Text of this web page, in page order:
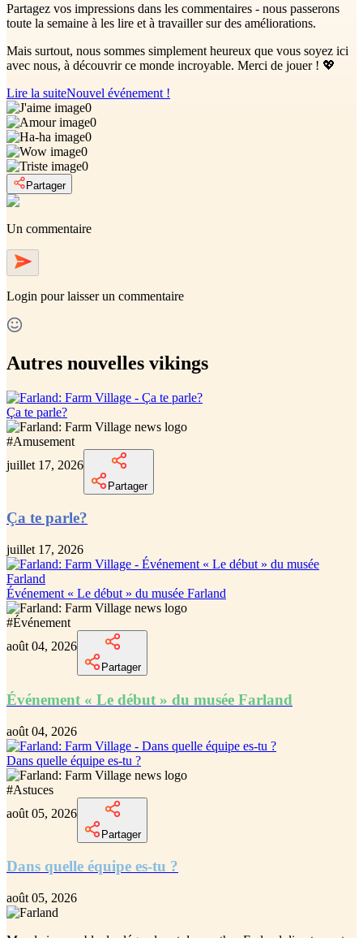
Partagez vos impressions dans les commentaires - nous passerons
toute la semaine à les lire et à travailler sur des améliorations.
Mais surtout, nous sommes simplement heureux que vous soyez ici
avec nous, à découvrir ce monde incroyable. Merci de jouer ! 💖
Lire la suiteNouvel événement !
0
0
0
0
0
Partager
Un commentaire
Login pour laisser un commentaire
Autres nouvelles vikings
Ça te parle?
#Amusement
juillet 17, 2026
Partager
Ça te parle?
juillet 17, 2026
Événement « Le début » du musée Farland
#Événement
août 04, 2026
Partager
Événement « Le début » du musée Farland
août 04, 2026
Dans quelle équipe es-tu ?
#Astuces
août 05, 2026
Partager
Dans quelle équipe es-tu ?
août 05, 2026